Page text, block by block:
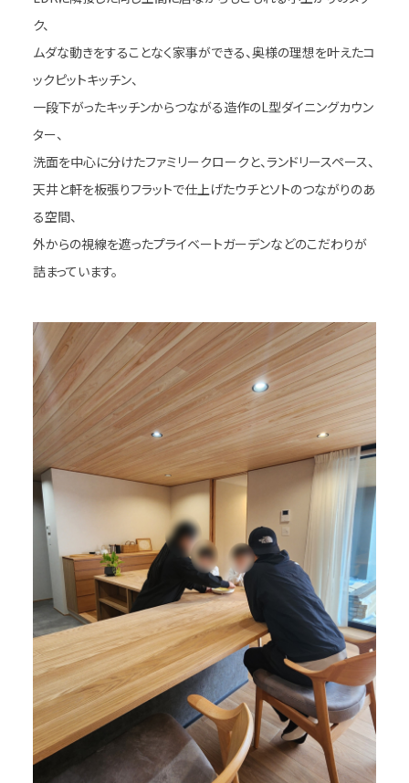
ク、
ムダな動きをすることなく家事ができる、奥様の理想を叶えたコ
ックピットキッチン、
一段下がったキッチンからつながる造作のL型ダイニングカウン
ター、
洗面を中心に分けたファミリークロークと、ランドリースペース、
天井と軒を板張りフラットで仕上げたウチとソトのつながりのあ
る空間、
外からの視線を遮ったプライベートガーデンなどのこだわりが
詰まっています。